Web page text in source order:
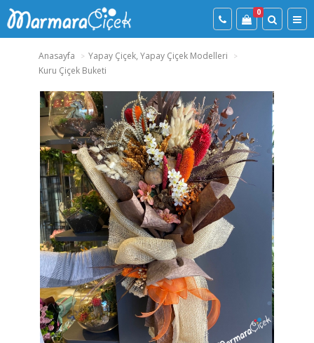
0
Anasayfa
Yapay Çiçek, Yapay Çiçek Modelleri
Kuru Çiçek Buketi